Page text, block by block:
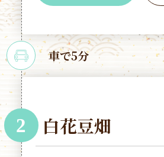
車で5分
2 白花豆畑